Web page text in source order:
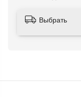
стирается, быстро
Выбрать